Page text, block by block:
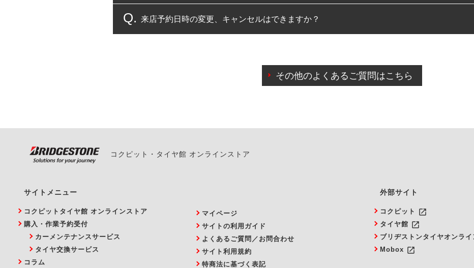
複数サービスのご予約は可能です。
来店予約日時の変更、キャンセルはできますか？
また、やむを得ない事由によりご予約のキャンセルをご希望の際は、直接ご予約いただい
その他のよくあるご質問はこちら
コクピット・タイヤ館 オンラインストア
サイトメニュー
コクピットタイヤ館 オンラインストア
購入・作業予約受付
カーメンテナンスサービス
タイヤ交換サービス
コラム
マイページ
サイトの利用ガイド
よくあるご質問／お問合わせ
サイト利用規約
特商法に基づく表記
外部サイト
コクピット launch
タイヤ館 launch
ブリヂストンタイヤオンライ
Mobox launch